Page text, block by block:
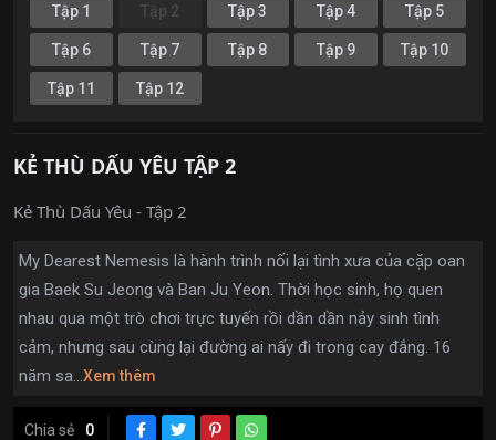
Tập 1 Tập 2 Tập 3 Tập 4 Tập 5
Tập 6 Tập 7 Tập 8 Tập 9 Tập 10
Tập 11 Tập 12
KẺ THÙ DẤU YÊU TẬP 2
Kẻ Thù Dấu Yêu - Tập 2
My Dearest Nemesis là hành trình nối lại tình xưa của cặp oan
gia Baek Su Jeong và Ban Ju Yeon. Thời học sinh, họ quen
nhau qua một trò chơi trực tuyến rồi dần dần nảy sinh tình
cảm, nhưng sau cùng lại đường ai nấy đi trong cay đắng. 16
năm sa...Xem thêm
Chia sẻ 0